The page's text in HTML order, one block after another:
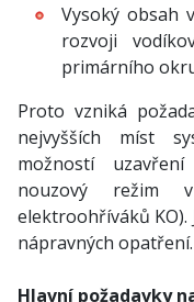
Vysoký obsah
rozvoji
primárního
Proto vzniká
nejvyšších míst
možností
nouzový režim
elektroohříváků KO).
nápravných opatření.
Hlavní požadavky